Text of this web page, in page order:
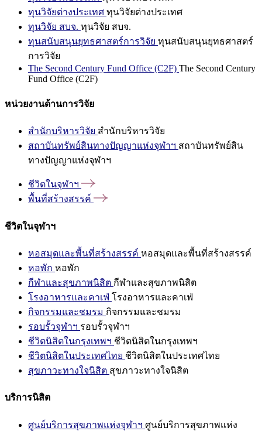
ทุนวิจัยต่างประเทศ ทุนวิจัยต่างประเทศ
ทุนวิจัย สบจ. ทุนวิจัย สบจ.
ทุนสนับสนุนยุทธศาสตร์การวิจัย ทุนสนับสนุนยุทธศาสตร์
การวิจัย
The Second Century Fund Office (C2F) The Second Century
Fund Office (C2F)
หน่วยงานด้านการวิจัย
สำนักบริหารวิจัย สำนักบริหารวิจัย
สถาบันทรัพย์สินทางปัญญาแห่งจุฬาฯ สถาบันทรัพย์สิน
ทางปัญญาแห่งจุฬาฯ
ชีวิตในจุฬาฯ
พื้นที่สร้างสรรค์
ชีวิตในจุฬาฯ
หอสมุดและพื้นที่สร้างสรรค์ หอสมุดและพื้นที่สร้างสรรค์
หอพัก หอพัก
กีฬาและสุขภาพนิสิต กีฬาและสุขภาพนิสิต
โรงอาหารและคาเฟ่ โรงอาหารและคาเฟ่
กิจกรรมและชมรม กิจกรรมและชมรม
รอบรั้วจุฬาฯ รอบรั้วจุฬาฯ
ชีวิตนิสิตในกรุงเทพฯ ชีวิตนิสิตในกรุงเทพฯ
ชีวิตนิสิตในประเทศไทย ชีวิตนิสิตในประเทศไทย
สุขภาวะทางใจนิสิต สุขภาวะทางใจนิสิต
บริการนิสิต
ศูนย์บริการสุขภาพแห่งจุฬาฯ ศูนย์บริการสุขภาพแห่ง